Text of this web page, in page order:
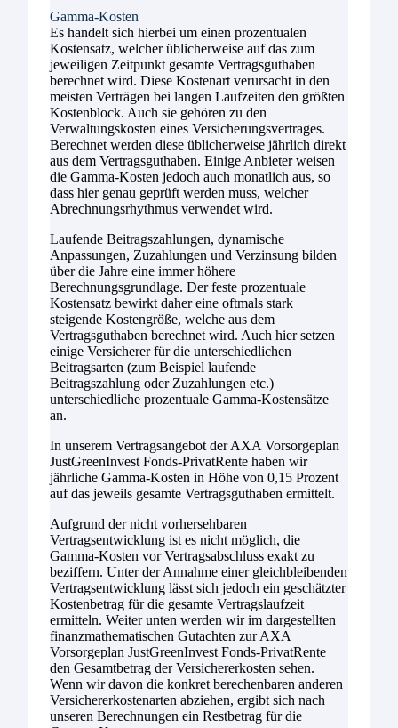
Gamma-Kosten
Es handelt sich hierbei um einen prozentualen
Kostensatz, welcher üblicherweise auf das zum
jeweiligen Zeitpunkt gesamte Vertragsguthaben
berechnet wird. Diese Kostenart verursacht in den
meisten Verträgen bei langen Laufzeiten den größten
Kostenblock. Auch sie gehören zu den
Verwaltungskosten eines Versicherungsvertrages.
Berechnet werden diese üblicherweise jährlich direkt
aus dem Vertragsguthaben. Einige Anbieter weisen
die Gamma-Kosten jedoch auch monatlich aus, so
dass hier genau geprüft werden muss, welcher
Abrechnungsrhythmus verwendet wird.
Laufende Beitragszahlungen, dynamische
Anpassungen, Zuzahlungen und Verzinsung bilden
über die Jahre eine immer höhere
Berechnungsgrundlage. Der feste prozentuale
Kostensatz bewirkt daher eine oftmals stark
steigende Kostengröße, welche aus dem
Vertragsguthaben berechnet wird. Auch hier setzen
einige Versicherer für die unterschiedlichen
Beitragsarten (zum Beispiel laufende
Beitragszahlung oder Zuzahlungen etc.)
unterschiedliche prozentuale Gamma-Kostensätze
an.
In unserem Vertragsangebot der AXA Vorsorgeplan
JustGreenInvest Fonds-PrivatRente haben wir
jährliche Gamma-Kosten in Höhe von 0,15 Prozent
auf das jeweils gesamte Vertragsguthaben ermittelt.
Aufgrund der nicht vorhersehbaren
Vertragsentwicklung ist es nicht möglich, die
Gamma-Kosten vor Vertragsabschluss exakt zu
beziffern. Unter der Annahme einer gleichbleibenden
Vertragsentwicklung lässt sich jedoch ein geschätzter
Kostenbetrag für die gesamte Vertragslaufzeit
ermitteln. Weiter unten werden wir im dargestellten
finanzmathematischen Gutachten zur AXA
Vorsorgeplan JustGreenInvest Fonds-PrivatRente
den Gesamtbetrag der Versichererkosten sehen.
Wenn wir davon die konkret berechenbaren anderen
Versichererkostenarten abziehen, ergibt sich nach
unseren Berechnungen ein Restbetrag für die